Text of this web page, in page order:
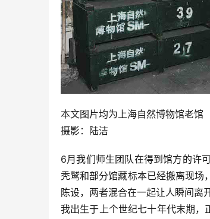
本文图片均为上海自然博物馆老馆
摄影：陆洁
6月我们师生团队在得到馆方的许
秃鹫和部分馆藏标本已经搬离现场
陈设，两者混合在一起让人瞬间离
我出生于上个世纪七十年代末期，